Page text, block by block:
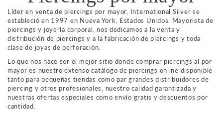
Líder en venta de piercings por mayor, International Silver se
estableció en 1997 en Nueva York, Estados Unidos. Mayorista de
piercings y joyería corporal, nos dedicamos a la venta y
distribución de piercings y a la fabricación de piercings y toda
clase de joyas de perforación.
Lo que nos hace ser el mejor sitio donde comprar piercings al por
mayor es nuestro extenso catálogo de piercings online disponible
tanto para pequeñas tiendas como par grandes distribuidores de
piercing y otros profesionales, nuestro calidad garantizada y
nuestras ofertas especiales como envío gratis y descuentos por
cantidad.